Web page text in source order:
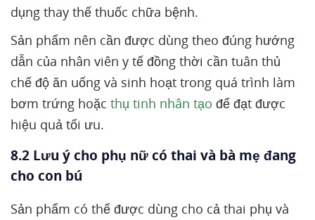
dụng thay thế thuốc chữa bệnh.
Sản phẩm nên cần được dùng theo đúng hướng
dẫn của nhân viên y tế đồng thời cần tuân thủ
chế độ ăn uống và sinh hoạt trong quá trình làm
bơm trứng hoặc thụ tinh nhân tạo để đạt được
hiệu quả tối ưu.
8.2 Lưu ý cho phụ nữ có thai và bà mẹ đang
cho con bú
Sản phẩm có thể được dùng cho cả thai phụ và